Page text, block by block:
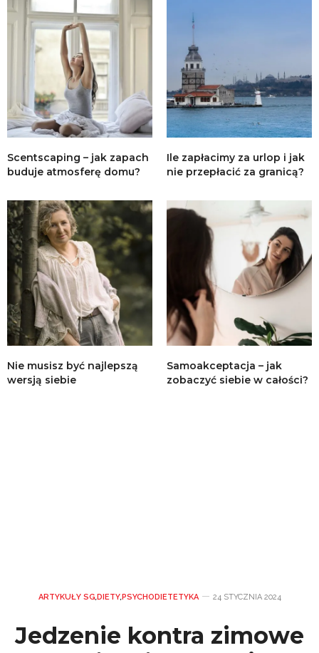
Scentscaping – jak zapach
buduje atmosferę domu?
Ile zapłacimy za urlop i jak
nie przepłacić za granicą?
Nie musisz być najlepszą
wersją siebie
Samoakceptacja – jak
zobaczyć siebie w całości?
ARTYKUŁY SG,DIETY,PSYCHODIETETYKA 24 STYCZNIA 2024
Jedzenie kontra zimowe